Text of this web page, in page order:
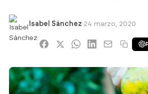
Isabel Sánchez·24 marzo, 2020